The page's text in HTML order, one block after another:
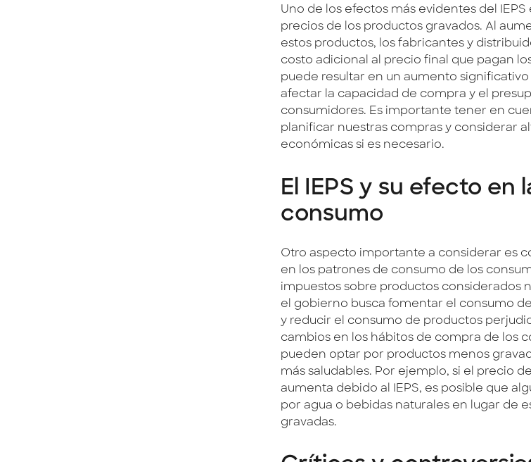
Uno de los efectos más evidentes del IEPS
precios de los productos gravados. Al
estos productos, los fabricantes y
costo adicional al precio final que pagan
puede resultar en un aumento
afectar la capacidad de compra y el
consumidores. Es importante tener en
planificar nuestras compras y considerar
económicas si es necesario.
El IEPS y su efecto en
consumo
Otro aspecto importante a considerar es
en los patrones de consumo de los
impuestos sobre productos considerados
el gobierno busca fomentar el consumo
y reducir el consumo de productos
cambios en los hábitos de compra de los
pueden optar por productos menos
más saludables. Por ejemplo, si el precio
aumenta debido al IEPS, es posible que
por agua o bebidas naturales en lugar de
gravadas.